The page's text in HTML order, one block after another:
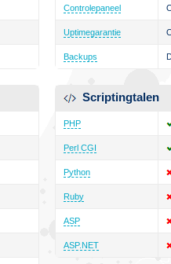
Controlepaneel
Uptimegarantie
Backups
Scriptingtalen
PHP
Perl CGI
Python
Ruby
ASP
ASP.NET